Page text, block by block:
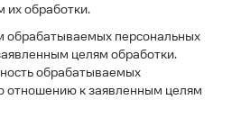
их обработки.
обрабатываемых персональных
целям обработки.
обрабатываемых
отношению к заявленным целям